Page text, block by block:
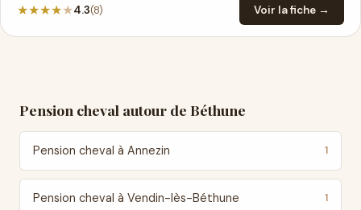
★★★★★4.3(8) Voir la fiche →
Pension cheval autour de Béthune
Pension cheval à Annezin 1
Pension cheval à Vendin-lès-Béthune 1